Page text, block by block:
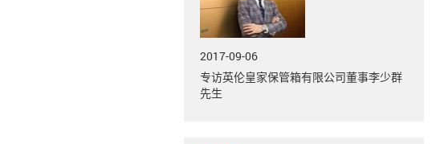
2017-09-06
专访英伦皇家保管箱有限公司董事李少群
先生